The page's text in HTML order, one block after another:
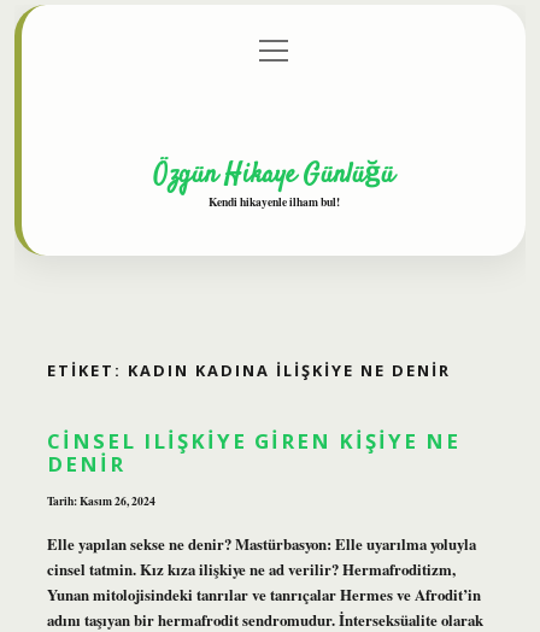
Gizlilik Politikası
menüyü
aç
Özgün Hikaye Günlüğü
Kendi hikayenle ilham bul!
ETIKET: KADIN KADINA ILIŞKIYE NE DENIR
CINSEL ILIŞKIYE GIREN KIŞIYE NE
DENIR
Tarih: Kasım 26, 2024
Elle yapılan sekse ne denir? Mastürbasyon: Elle uyarılma yoluyla
cinsel tatmin. Kız kıza ilişkiye ne ad verilir? Hermafroditizm,
Yunan mitolojisindeki tanrılar ve tanrıçalar Hermes ve Afrodit’in
adını taşıyan bir hermafrodit sendromudur. İnterseksüalite olarak